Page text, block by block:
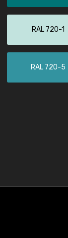
RAL 720-1
RAL 720-5